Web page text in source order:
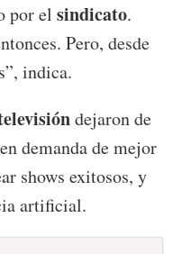
por el sindicato.
Pero, desde
indica.
dejaron de
demanda de mejor
shows exitosos, y
artificial.